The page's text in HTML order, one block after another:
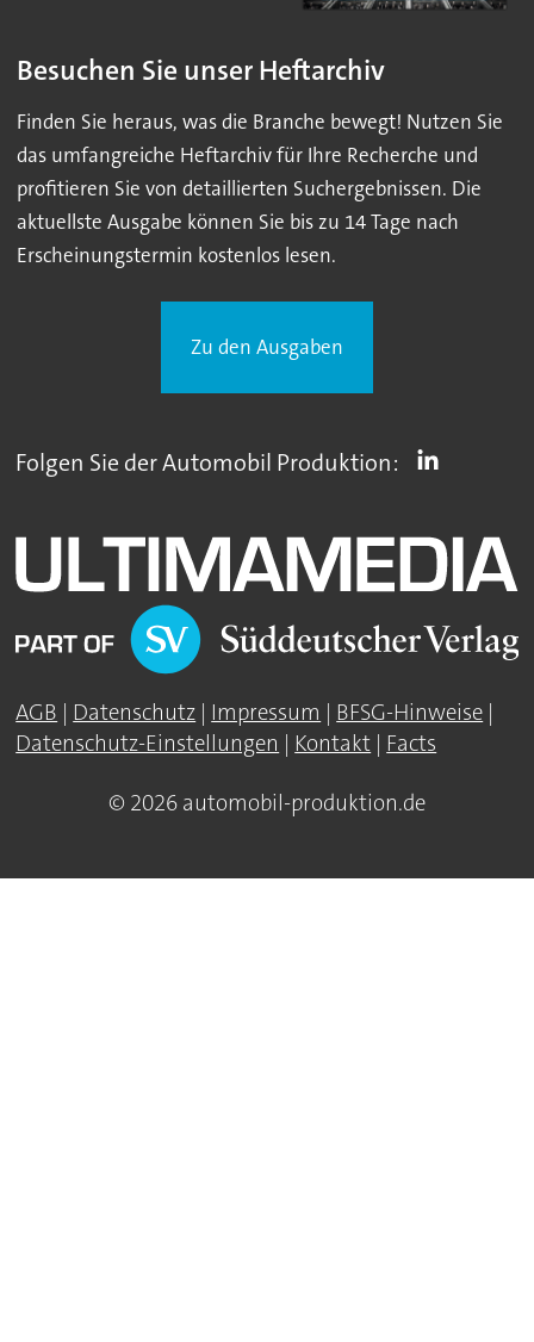
Besuchen Sie unser Heftarchiv
Finden Sie heraus, was die Branche bewegt! Nutzen Sie
das umfangreiche Heftarchiv für Ihre Recherche und
profitieren Sie von detaillierten Suchergebnissen. Die
aktuellste Ausgabe können Sie bis zu 14 Tage nach
Erscheinungstermin kostenlos lesen.
Zu den Ausgaben
Folgen Sie der Automobil Produktion:
AGB | Datenschutz | Impressum | BFSG-Hinweise |
Datenschutz-Einstellungen | Kontakt | Facts
© 2026 automobil-produktion.de